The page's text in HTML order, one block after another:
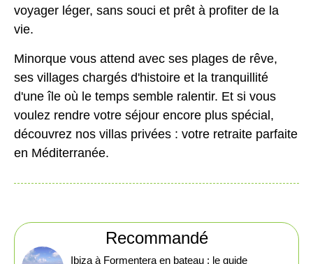
voyager léger, sans souci et prêt à profiter de la
vie.
Minorque vous attend avec ses plages de rêve,
ses villages chargés d'histoire et la tranquillité
d'une île où le temps semble ralentir. Et si vous
voulez rendre votre séjour encore plus spécial,
découvrez nos villas privées : votre retraite parfaite
en Méditerranée.
Recommandé
Ibiza à Formentera en bateau : le guide